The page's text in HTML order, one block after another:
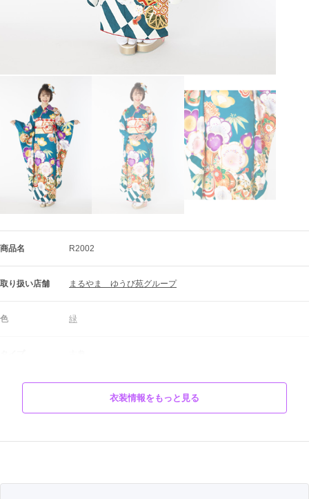
商品名 R2002
取り扱い店舗 まるやま　ゆうび苑グループ
色 緑
衣装情報をもっと見る